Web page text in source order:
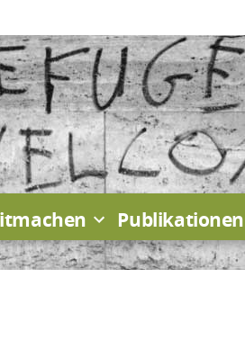
Publikationen